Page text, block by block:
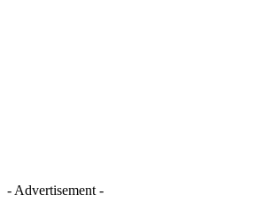
- Advertisement -